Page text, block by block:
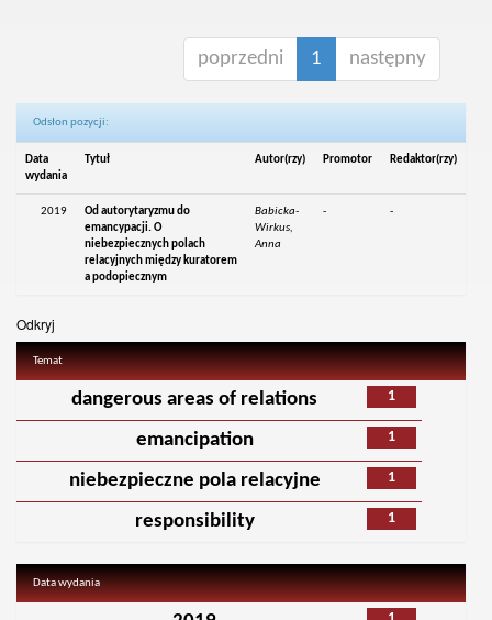
poprzedni 1 następny
Odsłon pozycji:
Data
wydania
Tytuł Autor(rzy) Promotor Redaktor(rzy)
2019
Od autorytaryzmu do
emancypacji. O
niebezpiecznych polach
relacyjnych między kuratorem
a podopiecznym
Babicka-
Wirkus,
Anna
- -
Odkryj
Temat
1
dangerous areas of relations
1
emancipation
1
niebezpieczne pola relacyjne
1
responsibility
Data wydania